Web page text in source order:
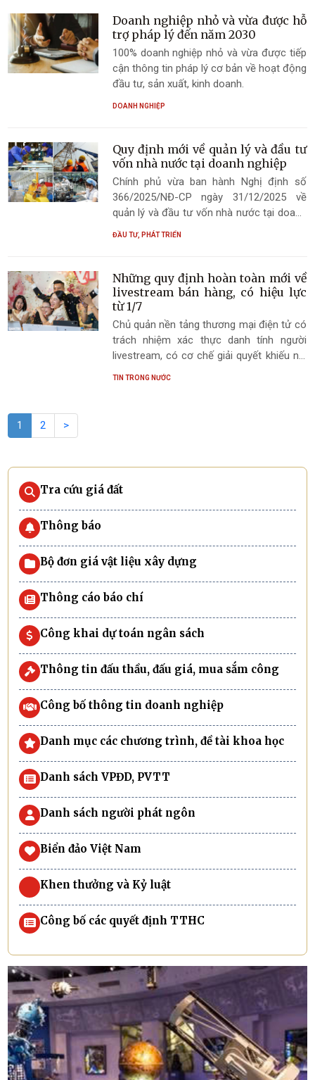
đáng chú ý là các quy định về điều kiện
sản xuất và kinh doanh hóa chất.
Doanh nghiệp nhỏ và vừa được hỗ
trợ pháp lý đến năm 2030
100% doanh nghiệp nhỏ và vừa được tiếp
cận thông tin pháp lý cơ bản về hoạt động
đầu tư, sản xuất, kinh doanh.
DOANH NGHIỆP
Quy định mới về quản lý và đầu tư
vốn nhà nước tại doanh nghiệp
Chính phủ vừa ban hành Nghị định số
366/2025/NĐ-CP ngày 31/12/2025 về
quản lý và đầu tư vốn nhà nước tại doanh
nghiệp.
ĐẦU TƯ, PHÁT TRIỂN
Những quy định hoàn toàn mới về
livestream bán hàng, có hiệu lực
từ 1/7
Chủ quản nền tảng thương mại điện tử có
trách nhiệm xác thực danh tính người
livestream, có cơ chế giải quyết khiếu nại
TIN TRONG NƯỚC
1 2 >
Tra cứu giá đất
Thông báo
Bộ đơn giá vật liệu xây dựng
Thông cáo báo chí
Công khai dự toán ngân sách
Thông tin đấu thầu, đấu giá, mua sắm công
Công bố thông tin doanh nghiệp
Danh mục các chương trình, đề tài khoa học
Danh sách VPĐD, PVTT
Danh sách người phát ngôn
Biển đảo Việt Nam
Khen thưởng và Kỷ luật
Công bố các quyết định TTHC